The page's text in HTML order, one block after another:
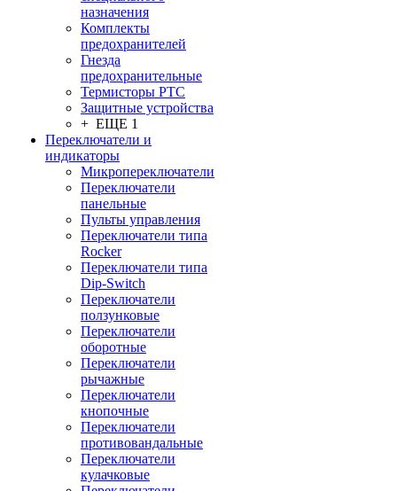
назначения
Комплекты
предохранителей
Гнезда
предохранительные
Термисторы PTC
Защитные устройства
+ ЕЩЕ 1
Переключатели и
индикаторы
Микропереключатели
Переключатели
панельные
Пульты управления
Переключатели типа
Rocker
Переключатели типа
Dip-Switch
Переключатели
ползунковые
Переключатели
оборотные
Переключатели
рычажные
Переключатели
кнопочные
Переключатели
противовандальные
Переключатели
кулачковые